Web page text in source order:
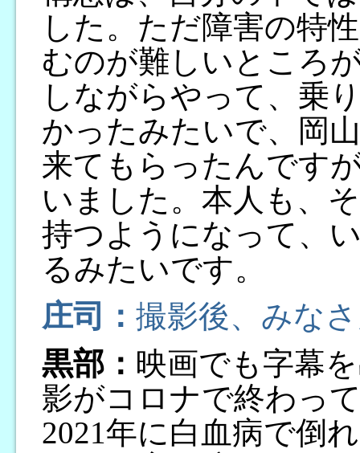
した。ただ障害の特
むのが難しいところ
しながらやって、乗
かったみたいで、岡
来てもらったんです
いました。本人も、
持つようになって、
るみたいです。
庄司： 撮影後、みな
黒部： 映画でも字幕
影がコロナで終わっ
2021年に白血病で倒